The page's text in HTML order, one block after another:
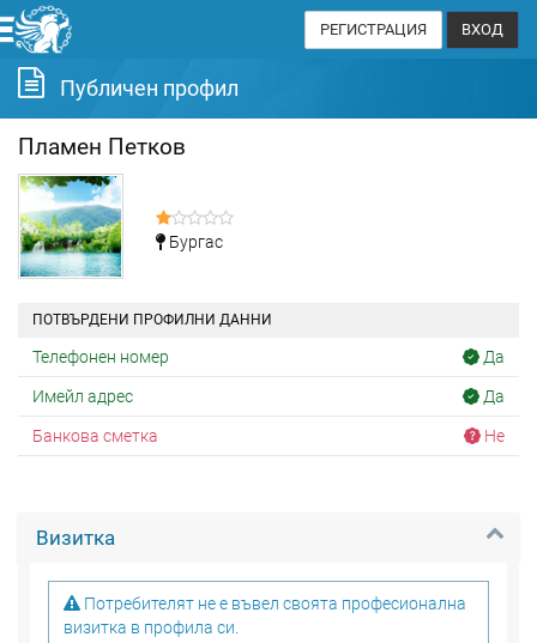
РЕГИСТРАЦИЯ ВХОД
Публичен профил
Пламен Петков
Бургас
ПОТВЪРДЕНИ ПРОФИЛНИ ДАННИ
Телефонен номер Да
Имейл адрес Да
Банкова сметка Не
Визитка
Потребителят не е въвел своята професионална
визитка в профила си.